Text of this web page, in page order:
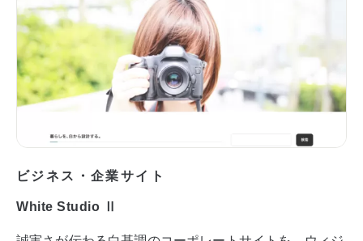
ビジネス・企業サイト
White Studio Ⅱ